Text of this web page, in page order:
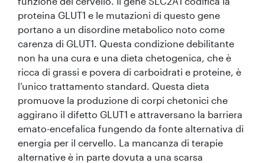
proteina GLUT1 e le mutazioni di questo gene
portano a un disordine metabolico noto come
carenza di GLUT1. Questa condizione debilitante
non ha una cura e una dieta chetogenica, che è
ricca di grassi e povera di carboidrati e proteine, è
l’unico trattamento standard. Questa dieta
promuove la produzione di corpi chetonici che
aggirano il difetto GLUT1 e attraversano la barriera
emato-encefalica fungendo da fonte alternativa di
energia per il cervello. La mancanza di terapie
alternative è in parte dovuta a una scarsa